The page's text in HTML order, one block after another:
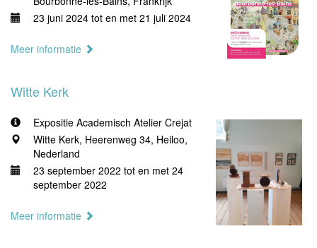
23 juni 2024 tot en met 21 juli 2024
Meer informatie
Witte Kerk
Expositie Academisch Atelier Crejat
Witte Kerk, Heerenweg 34, Heiloo,
Nederland
23 september 2022 tot en met 24
september 2022
Meer informatie